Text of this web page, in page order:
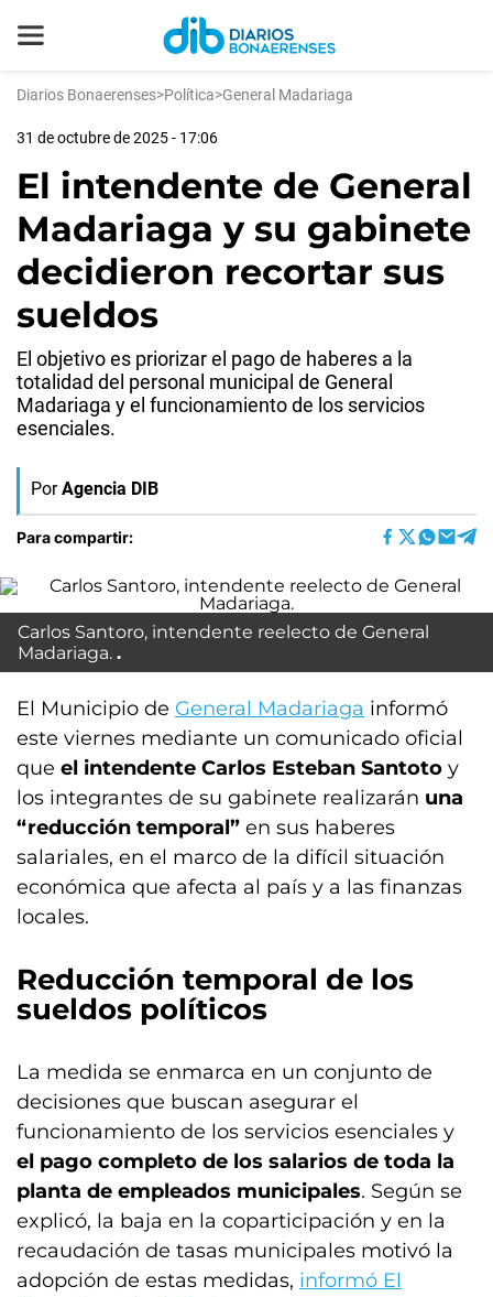
Diarios Bonaerenses>Política>General Madariaga
31 de octubre de 2025 - 17:06
El intendente de General
Madariaga y su gabinete
decidieron recortar sus
sueldos
El objetivo es priorizar el pago de haberes a la
totalidad del personal municipal de General
Madariaga y el funcionamiento de los servicios
esenciales.
Por Agencia DIB
Para compartir:
Carlos Santoro, intendente reelecto de General
Madariaga.
El Municipio de General Madariaga informó
este viernes mediante un comunicado oficial
que el intendente Carlos Esteban Santoto y
los integrantes de su gabinete realizarán una
“reducción temporal” en sus haberes
salariales, en el marco de la difícil situación
económica que afecta al país y a las finanzas
locales.
Reducción temporal de los
sueldos políticos
La medida se enmarca en un conjunto de
decisiones que buscan asegurar el
funcionamiento de los servicios esenciales y
el pago completo de los salarios de toda la
planta de empleados municipales. Según se
explicó, la baja en la coparticipación y en la
recaudación de tasas municipales motivó la
adopción de estas medidas, informó El